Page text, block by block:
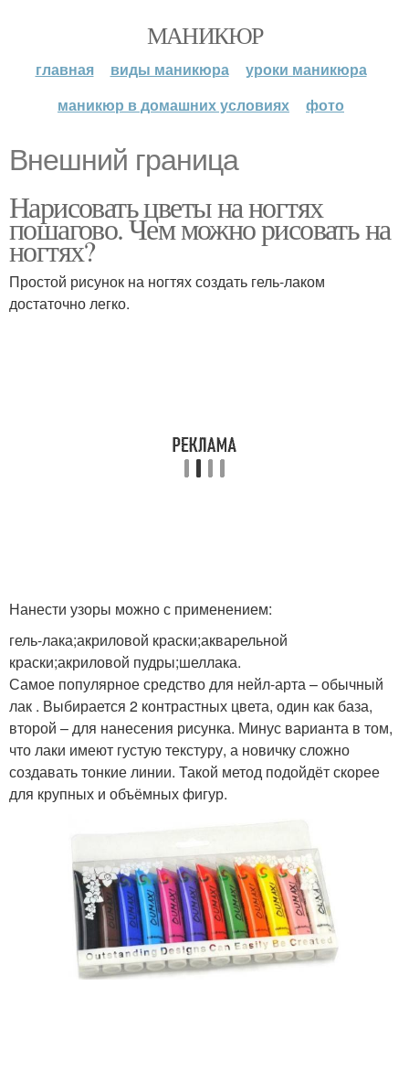
МАНИКЮР
главная виды маникюра
уроки маникюра
маникюр в домашних условиях
фото
Внешний граница
Нарисовать цветы на ногтях
пошагово. Чем можно рисовать на
ногтях?
Простой рисунок на ногтях создать гель-лаком
достаточно легко.
Нанести узоры можно с применением:
гель-лака;акриловой краски;акварельной
краски;акриловой пудры;шеллака.
Самое популярное средство для нейл-арта – обычный
лак . Выбирается 2 контрастных цвета, один как база,
второй – для нанесения рисунка. Минус варианта в том,
что лаки имеют густую текстуру, а новичку сложно
создавать тонкие линии. Такой метод подойдёт скорее
для крупных и объёмных фигур.